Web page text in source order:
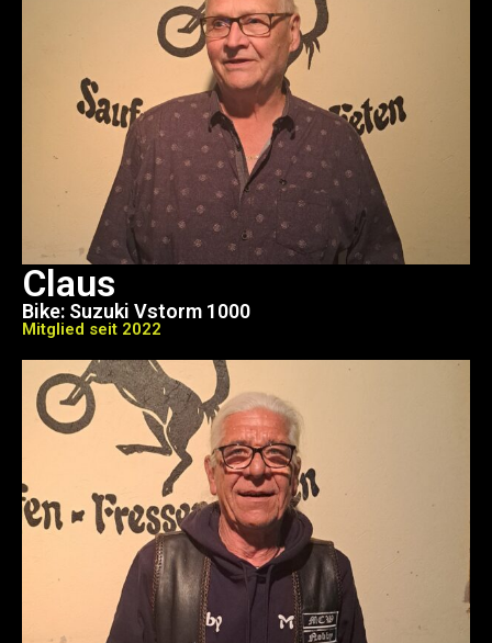
Claus
Bike: Suzuki Vstorm 1000
Mitglied seit 2022